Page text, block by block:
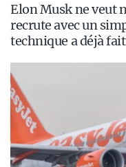
Elon Musk ne veut
recrute avec un
technique a déjà